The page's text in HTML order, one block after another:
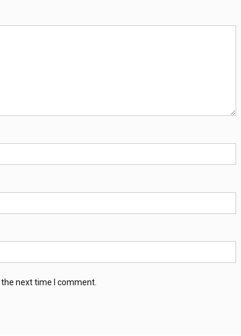
next time I comment.